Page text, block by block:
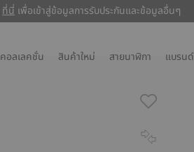
ที่นี่ เพื่อเข้าสู่ข้อมูลการรับประกันและข้อมูลอื่นๆ
ที่นี่ เพื่อเข้าสู่ข้อมูลการรับประกันและข้อมูลอื่นๆ
คอลเลคชั่น สินค้าใหม่ สายนาฬิกา แบรนด์